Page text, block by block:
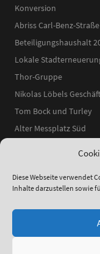
Diese Webseite verwendet
Inhalte darzustellen sowie
Konversion
Abriss Carl-Benz-Straße
Beteiligungshaushalt
Lokale
Thor-Gruppe
Nikolas Löbels
Tom Bock und Turley
Alter Messplatz Süd
Theme:Elmastudio